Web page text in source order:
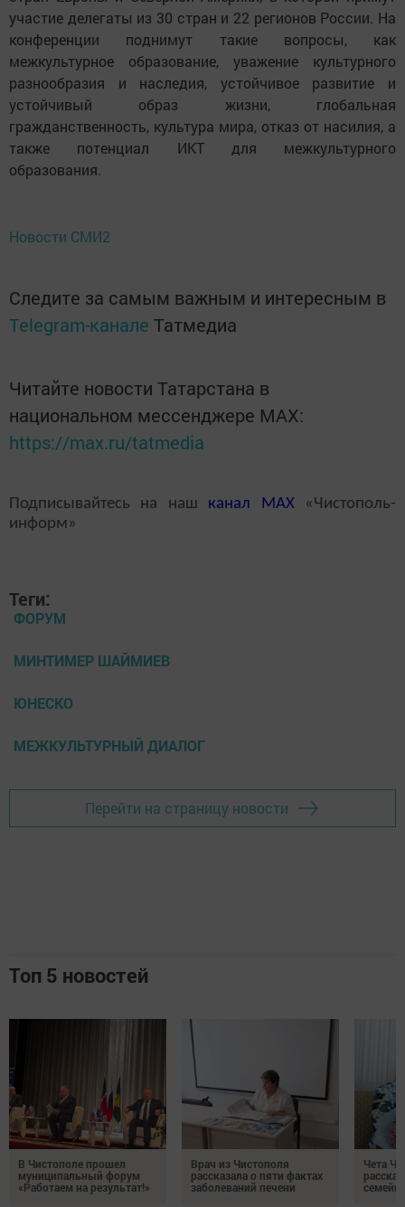
участие делегаты из 30 стран и 22 регионов России. На
конференции поднимут такие вопросы, как
межкультурное образование, уважение культурного
разнообразия и наследия, устойчивое развитие и
устойчивый образ жизни, глобальная
гражданственность, культура мира, отказ от насилия, а
также потенциал ИКТ для межкультурного
образования.
Новости СМИ2
Следите за самым важным и интересным в
Telegram-канале Татмедиа
Читайте новости Татарстана в
национальном мессенджере MАХ:
https://max.ru/tatmedia
Подписывайтесь на наш канал MAX«Чистополь-
информ»
Теги:
ФОРУМ
МИНТИМЕР ШАЙМИЕВ
ЮНЕСКО
МЕЖКУЛЬТУРНЫЙ ДИАЛОГ
Перейти на страницу новости
Топ 5 новостей
В Чистополе прошел
муниципальный форум
«Работаем на результат!»
Врач из Чистополя
рассказала о пяти фактах
заболеваний печени
Чета